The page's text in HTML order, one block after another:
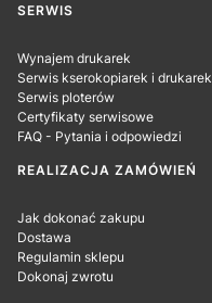
SERWIS
Wynajem drukarek
Serwis kserokopiarek i drukarek
Serwis ploterów
Certyfikaty serwisowe
FAQ - Pytania i odpowiedzi
REALIZACJA ZAMÓWIEŃ
Jak dokonać zakupu
Dostawa
Regulamin sklepu
Dokonaj zwrotu